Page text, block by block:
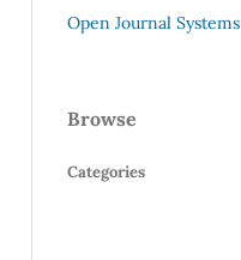
Open Journal Systems
Browse
Categories